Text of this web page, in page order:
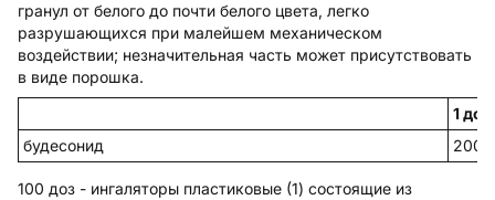
гранул от белого до почти белого цвета, легко
разрушающихся при малейшем механическом
воздействии; незначительная часть может присутствовать
в виде порошка.
1
будесонид
200
100 доз - ингаляторы пластиковые (1) состоящие из